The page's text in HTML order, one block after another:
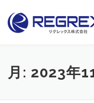
content
月: 2023年